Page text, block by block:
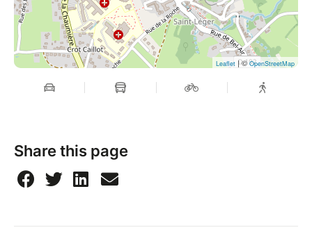
Leaflet | © OpenStreetMap
Share this page